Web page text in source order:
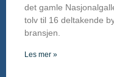
det gamle
tolv til 16 deltakende
bransjen.
Les mer »